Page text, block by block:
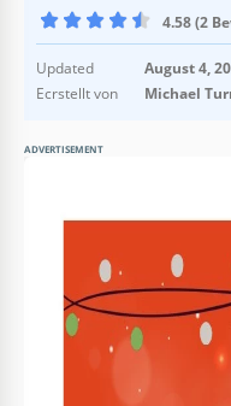
4.58 (2
Updated
August 4,
Ecrstellt von
Michael
ADVERTISEMENT